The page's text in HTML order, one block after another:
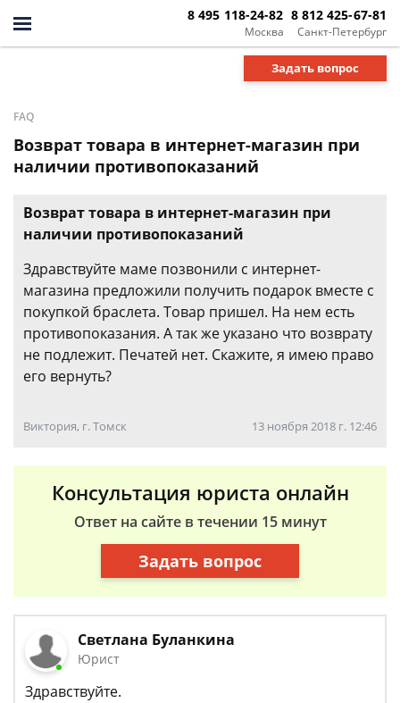
Москва
8 495 118-24-82
Санкт-Петербург
8 812 425-67-81
Задать вопрос
FAQ
Возврат товара в интернет-магазин при
наличии противопоказаний
Возврат товара в интернет-магазин при
наличии противопоказаний
Здравствуйте маме позвонили с интернет-
магазина предложили получить подарок вместе с
покупкой браслета. Товар пришел. На нем есть
противопоказания. А так же указано что возврату
не подлежит. Печатей нет. Скажите, я имею право
его вернуть?
Виктория, г. Томск 13 ноября 2018 г. 12:46
Консультация юриста онлайн
Ответ на сайте в течении 15 минут
Задать вопрос
Светлана Буланкина
Юрист
Здравствуйте.